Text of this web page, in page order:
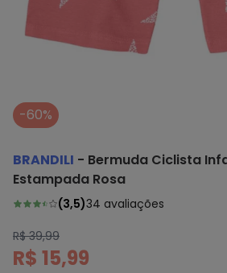
-60%
BRANDILI - Bermuda Ciclista
Estampada Rosa
(3,5)34 avaliações
R$ 39,99
R$ 15,99